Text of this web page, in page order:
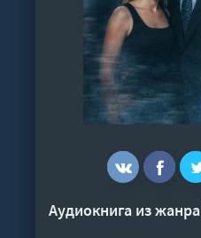
Аудиокнига из жанра